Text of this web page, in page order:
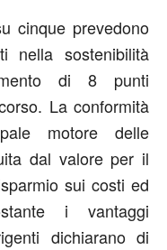
cinque prevedono
nella sostenibilità
di 8 punti
La conformità
motore delle
dal valore per il
sui costi ed
i vantaggi
dichiarano di